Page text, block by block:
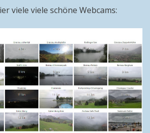
viele viele schöne Webcams: